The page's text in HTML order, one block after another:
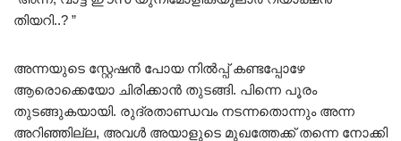
തിയറി..? ”
അന്നയുടെ സ്റ്റേഷൻ പോയ നിൽപ്പ് കണ്ടപ്പോഴേ
ആരൊക്കെയോ ചിരിക്കാൻ തുടങ്ങി. പിന്നെ പൂരം
തുടങ്ങുകയായി. രുദ്രതാണ്ഡവം നടന്നതൊന്നും അന്ന
അറിഞ്ഞില്ല, അവൾ അയാളുടെ മുഖത്തേക്ക് തന്നെ നോക്കി